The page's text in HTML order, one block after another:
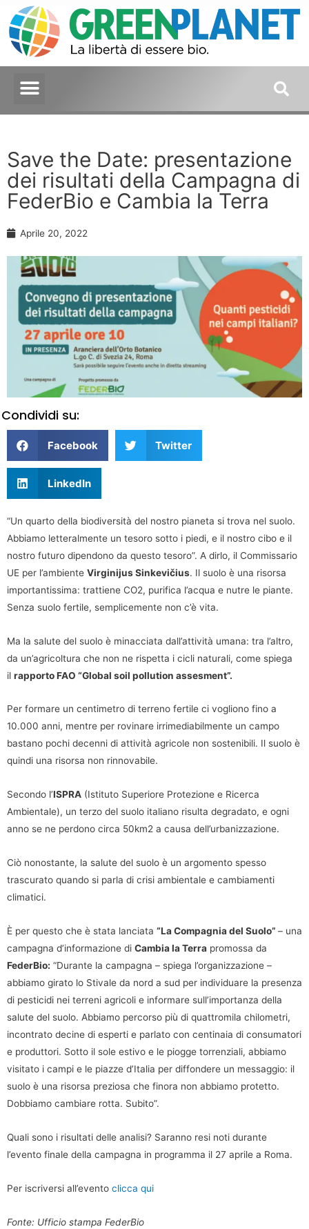
Save the Date: presentazione
dei risultati della Campagna di
FederBio e Cambia la Terra
Aprile 20, 2022
Condividi su:
Facebook Twitter
LinkedIn
“Un quarto della biodiversità del nostro pianeta si trova nel suolo.
Abbiamo letteralmente un tesoro sotto i piedi, e il nostro cibo e il
nostro futuro dipendono da questo tesoro”. A dirlo, il Commissario
UE per l’ambiente Virginijus Sinkevičius. Il suolo è una risorsa
importantissima: trattiene CO2, purifica l’acqua e nutre le piante.
Senza suolo fertile, semplicemente non c’è vita.
Ma la salute del suolo è minacciata dall’attività umana: tra l’altro,
da un’agricoltura che non ne rispetta i cicli naturali, come spiega
il rapporto FAO “Global soil pollution assesment”.
Per formare un centimetro di terreno fertile ci vogliono fino a
10.000 anni, mentre per rovinare irrimediabilmente un campo
bastano pochi decenni di attività agricole non sostenibili. Il suolo è
quindi una risorsa non rinnovabile.
Secondo l’ISPRA (Istituto Superiore Protezione e Ricerca
Ambientale), un terzo del suolo italiano risulta degradato, e ogni
anno se ne perdono circa 50km2 a causa dell’urbanizzazione.
Ciò nonostante, la salute del suolo è un argomento spesso
trascurato quando si parla di crisi ambientale e cambiamenti
climatici.
È per questo che è stata lanciata “La Compagnia del Suolo” – una
campagna d’informazione di Cambia la Terra promossa da
FederBio: “Durante la campagna – spiega l’organizzazione –
abbiamo girato lo Stivale da nord a sud per individuare la presenza
di pesticidi nei terreni agricoli e informare sull’importanza della
salute del suolo. Abbiamo percorso più di quattromila chilometri,
incontrato decine di esperti e parlato con centinaia di consumatori
e produttori. Sotto il sole estivo e le piogge torrenziali, abbiamo
visitato i campi e le piazze d’Italia per diffondere un messaggio: il
suolo è una risorsa preziosa che finora non abbiamo protetto.
Dobbiamo cambiare rotta. Subito”.
Quali sono i risultati delle analisi? Saranno resi noti durante
l’evento finale della campagna in programma il 27 aprile a Roma.
Per iscriversi all’evento clicca qui
Fonte: Ufficio stampa FederBio